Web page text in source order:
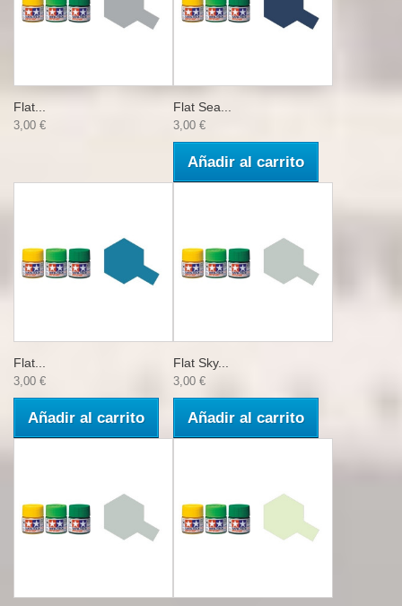
Flat...
3,00 €
Flat Sea...
3,00 €
Añadir al carrito
Flat...
3,00 €
Añadir al carrito
Flat Sky...
3,00 €
Añadir al carrito